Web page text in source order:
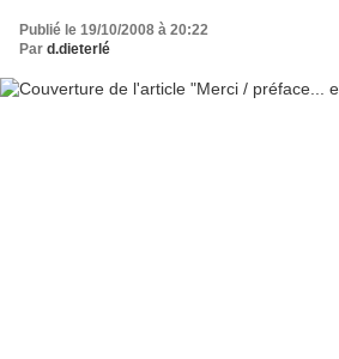
Publié le 19/10/2008 à 20:22
Par d.dieterlé